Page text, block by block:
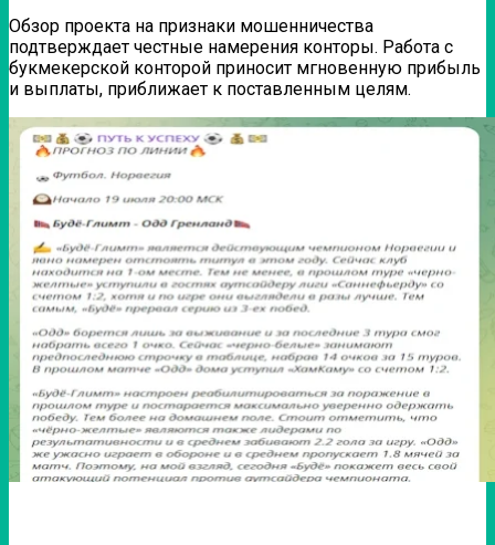
Обзор проекта на признаки мошенничества
подтверждает честные намерения конторы. Работа с
букмекерской конторой приносит мгновенную прибыль
и выплаты, приближает к поставленным целям.